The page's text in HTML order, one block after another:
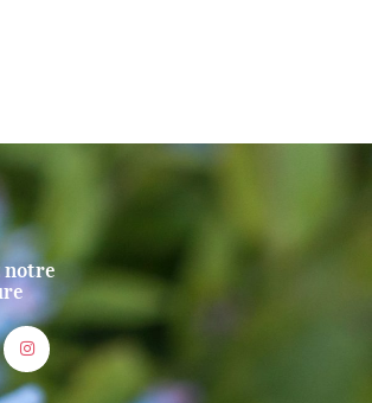
notre